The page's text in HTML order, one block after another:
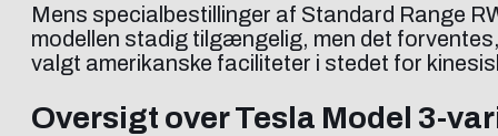
Mens specialbestillinger af Standard Range
modellen stadig tilgængelig, men det
valgt amerikanske faciliteter i stedet for
Oversigt over Tesla Model 3-